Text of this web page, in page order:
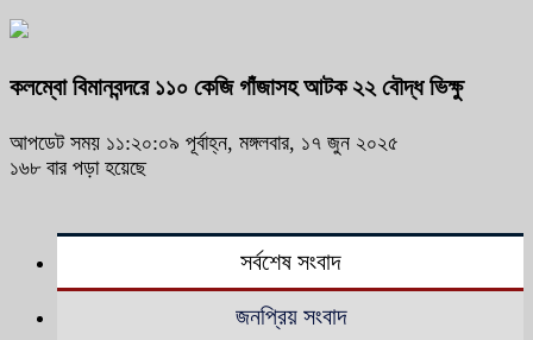
কলম্বো বিমানবন্দরে ১১০ কেজি গাঁজাসহ আটক ২২ বৌদ্ধ ভিক্ষু
আপডেট সময় ১১:২০:০৯ পূর্বাহ্ন, মঙ্গলবার, ১৭ জুন ২০২৫
১৬৮ বার পড়া হয়েছে
সর্বশেষ সংবাদ
জনপ্রিয় সংবাদ